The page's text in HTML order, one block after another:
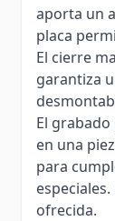
aporta un
placa
El cierre
garantiza
El
en una
para
ofrecida.